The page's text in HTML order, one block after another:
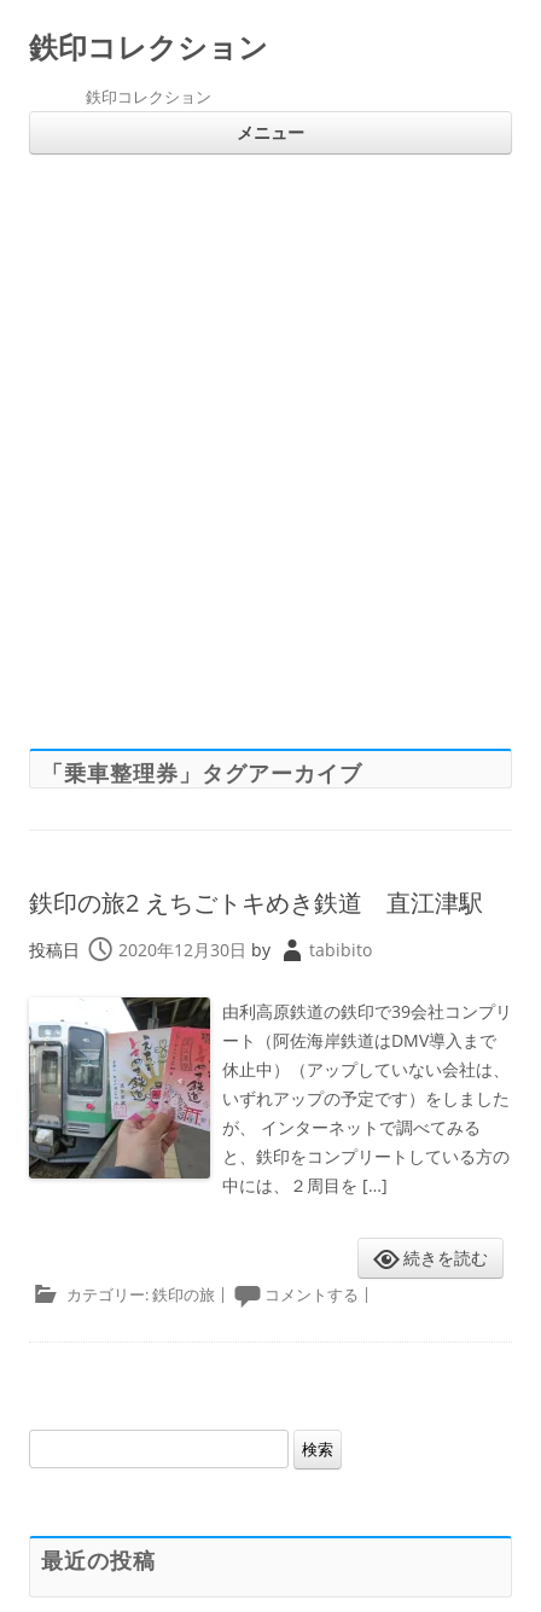
鉄印コレクション
鉄印コレクション
メニュー
「乗車整理券 」タグアーカイブ
鉄印の旅2 えちごトキめき鉄道 直江津駅
投稿日 2020年12月30日 by tabibito
由利高原鉄道の鉄印で39会社コンプリ
ート（阿佐海岸鉄道はDMV導入まで
休止中）（アップしていない会社は、
いずれアップの予定です）をしました
が、 インターネットで調べてみる
と、鉄印をコンプリートしている方の
中には、２周目を […]
続きを読む
カテゴリー:鉄印の旅 | コメントする |
索:
最近の投稿